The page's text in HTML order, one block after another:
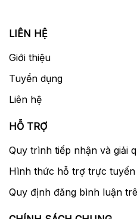
LIÊN HỆ
Giới thiệu
Tuyển dụng
Liên hệ
HỖ TRỢ
Quy trình tiếp nhận và giải
Hình thức hỗ trợ trực tuyến
Quy định đăng bình luận